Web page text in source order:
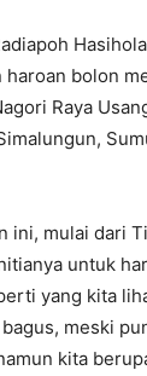
haroan bolon
Raya
ini, mulai dari
untuk
yang kita
meski
kita